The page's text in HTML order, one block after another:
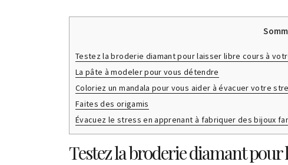
Testez la broderie diamant pour laisser libre cours à
La pâte à modeler pour vous détendre
Coloriez un mandala pour vous aider à évacuer votre
Faites des origamis
Évacuez le stress en apprenant à fabriquer des bijoux
Testez la broderie diamant